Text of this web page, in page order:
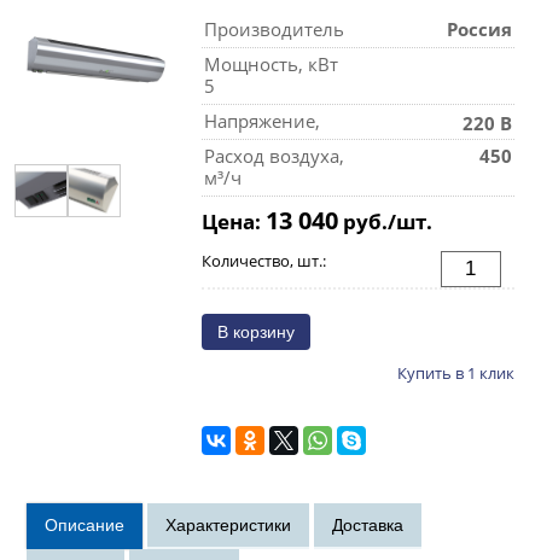
Производитель
Россия
Мощность, кВт
5
Напряжение,
220 В
Расход воздуха,
м³/ч
450
Цена: 13 040руб./шт.
Количество, шт.:
Купить в 1 клик